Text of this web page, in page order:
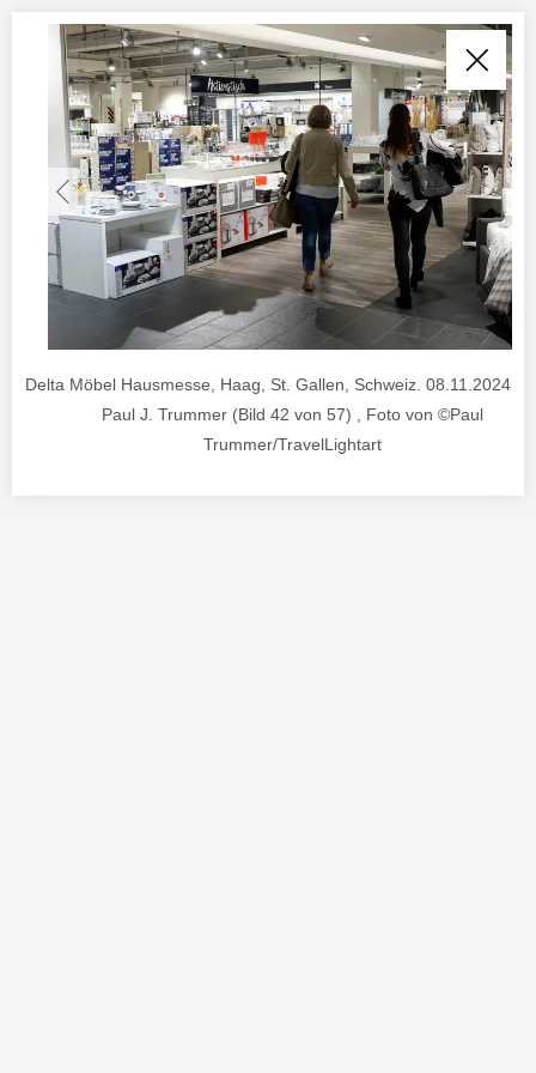
Delta Möbel Hausmesse, Haag, St. Gallen, Schweiz. 08.11.2024.
Paul J. Trummer (Bild 42 von 57) , Foto von ©Paul
Trummer/TravelLightart